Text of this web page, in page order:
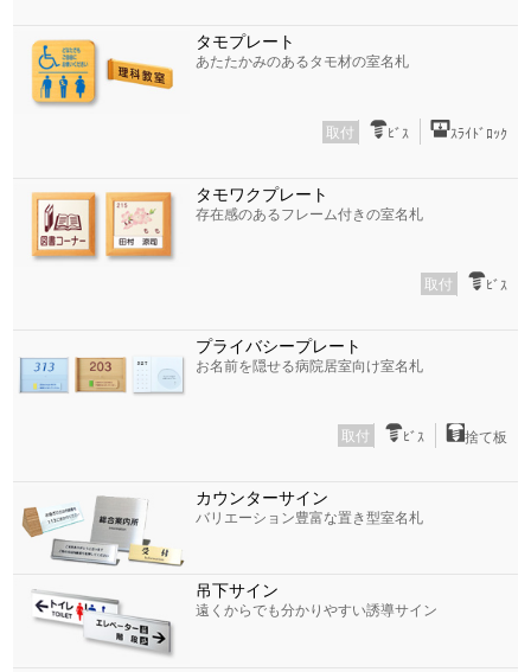
タモプレート
あたたかみのあるタモ材の室名札
取付 ﾋﾞｽ ｽﾗｲﾄﾞﾛｯｸ
タモワクプレート
存在感のあるフレーム付きの室名札
取付 ﾋﾞｽ
プライバシープレート
お名前を隠せる病院居室向け室名札
取付 ﾋﾞｽ 捨て板
カウンターサイン
バリエーション豊富な置き型室名札
吊下サイン
遠くからでも分かりやすい誘導サイン